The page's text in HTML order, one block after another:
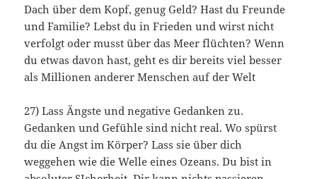
Dach über dem Kopf, genug Geld? Hast du Freunde
und Familie? Lebst du in Frieden und wirst nicht
verfolgt oder musst über das Meer flüchten? Wenn
du etwas davon hast, geht es dir bereits viel besser
als Millionen anderer Menschen auf der Welt
27) Lass Ängste und negative Gedanken zu.
Gedanken und Gefühle sind nicht real. Wo spürst
du die Angst im Körper? Lass sie über dich
weggehen wie die Welle eines Ozeans. Du bist in